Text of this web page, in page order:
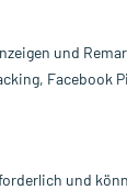
und
Facebook
und